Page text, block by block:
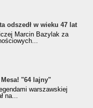
odszedł w wieku 47 lat
Marcin Bazylak za
"64 lajny"
warszawskiej
na...